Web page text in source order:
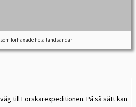
förhäxade hela landsändar
tillForskarexpeditionen. På så sätt kan